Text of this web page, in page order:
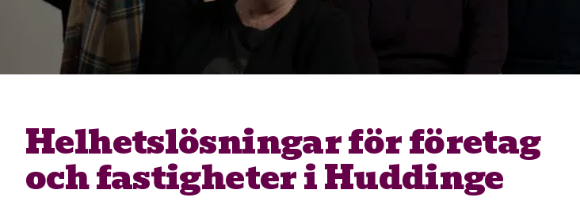
Helhetslösningar för företag
och fastigheter i Huddinge